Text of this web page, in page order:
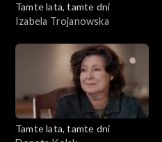
Tamte lata, tamte dni
Izabela Trojanowska
Tamte lata, tamte dni